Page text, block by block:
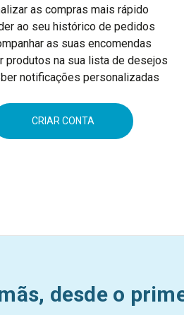
as compras mais rápido
ao seu histórico de pedidos
as suas encomendas
produtos na sua lista de desejos
notificações personalizadas
CRIAR CONTA
desde o